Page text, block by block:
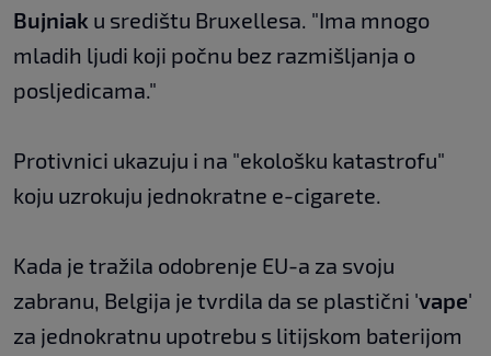
Bujniak u središtu Bruxellesa. "Ima mnogo
mladih ljudi koji počnu bez razmišljanja o
posljedicama."
Protivnici ukazuju i na "ekološku katastrofu"
koju uzrokuju jednokratne e-cigarete.
Kada je tražila odobrenje EU-a za svoju
zabranu, Belgija je tvrdila da se plastični 'vape'
za jednokratnu upotrebu s litijskom baterijom